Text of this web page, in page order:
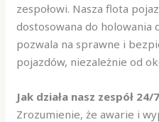
zespołowi. Nasza flota
dostosowana do holowania
pozwala na sprawne i
pojazdów, niezależnie od
Jak działa nasz zespół 24/
Zrozumienie, że awarie i